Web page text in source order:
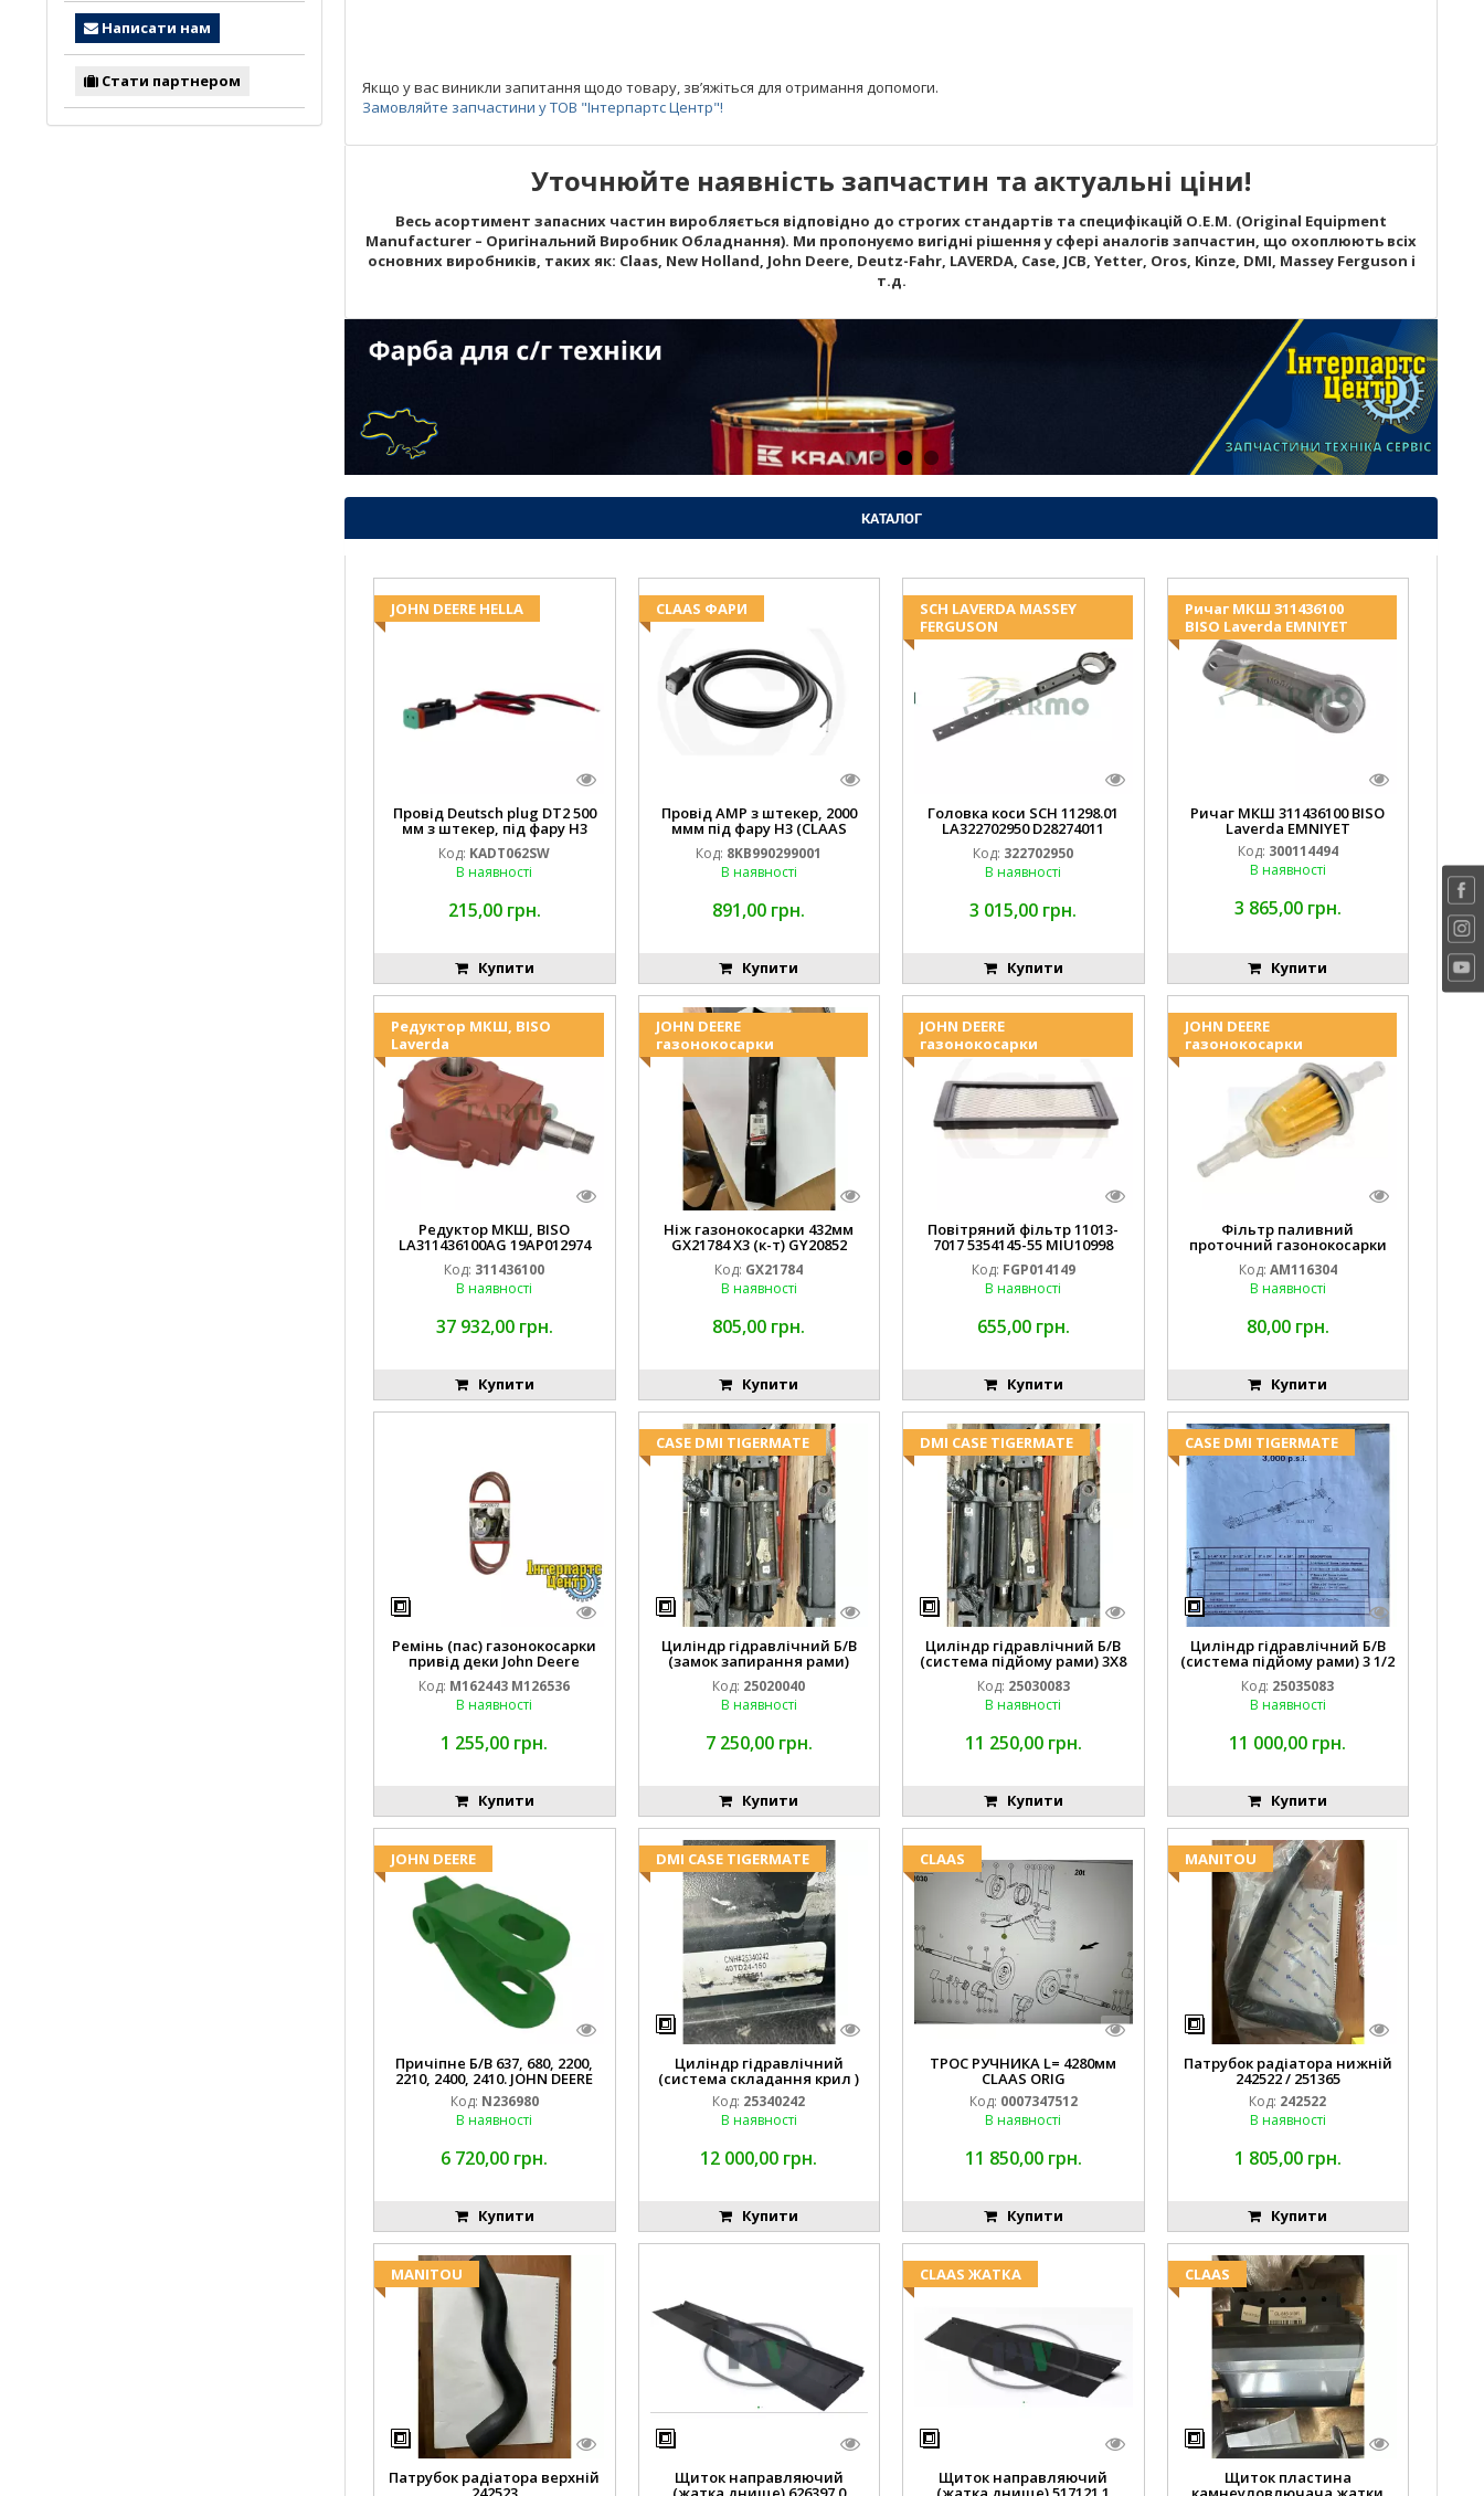
Якщо у вас виникли запитання щодо товару, зв’яжіться для отримання допомоги.
Замовляйте запчастини у ТОВ "Інтерпартс Центр"!
Уточнюйте наявність запчастин та актуальні ціни!
Весь асортимент запасних частин виробляється відповідно до строгих стандартів та специфікацій O.E.M. (Original Equipment
Manufacturer – Оригінальний Виробник Обладнання). Ми пропонуємо вигідні рішення у сфері аналогів запчастин, що охоплюють всіх
основних виробників, таких як: Claas, New Holland, John Deere, Deutz-Fahr, LAVERDA, Case, JCB, Yetter, Oros, Kinze, DMI, Massey Ferguson і
т.д.
КАТАЛОГ
JOHN DEERE HELLA
Провід Deutsch plug DT2 500
мм з штекер, під фару H3
(JOHN DEERE AL116438
994.184.00) ) Kramp Hella
Код: KADT062SW
В наявності
215,00 грн.
Купити
CLAAS ФАРИ
Провід AMP з штекер, 2000
ммм під фару H3 (CLAAS
013733) Hella
Код: 8KB990299001
В наявності
891,00 грн.
Купити
SCH LAVERDA MASSEY
FERGUSON
Головка коси SCH 11298.01
LA322702950 D28274011
EMNIYET
Код: 322702950
В наявності
3 015,00 грн.
Купити
Ричаг МКШ 311436100
BISO Laverda EMNIYET
Ричаг МКШ 311436100 BISO
Laverda EMNIYET
Код: 300114494
В наявності
3 865,00 грн.
Купити
Редуктор МКШ, BISO
Laverda
Редуктор МКШ, BISO
LA311436100AG 19AP012974
Laverda EMNIYET
Код: 311436100
В наявності
37 932,00 грн.
Купити
JOHN DEERE
газонокосарки
Ніж газонокосарки 432мм
GX21784 X3 (к-т) GY20852
AM137757 AM141035
Код: GX21784
В наявності
805,00 грн.
Купити
JOHN DEERE
газонокосарки
Повітряний фільтр 11013-
7017 5354145-55 MIU10998
FGP014149
Код: FGP014149
В наявності
655,00 грн.
Купити
JOHN DEERE
газонокосарки
Фільтр паливний
проточний газонокосарки
JOHN DEERE AM116304 GY20709
Код: AM116304
В наявності
80,00 грн.
Купити
Ремінь (пас) газонокосарки
привід деки John Deere
M162443 M126536
Код: M162443 M126536
В наявності
1 255,00 грн.
Купити
CASE DMI TIGERMATE
Циліндр гідравлічний Б/В
(замок запирання рами)
2''X4'' 25320040
Код: 25020040
В наявності
7 250,00 грн.
Купити
DMI CASE TIGERMATE
Циліндр гідравлічний Б/В
(система підйому рами) 3X8
87423768
Код: 25030083
В наявності
11 250,00 грн.
Купити
CASE DMI TIGERMATE
Циліндр гідравлічний Б/В
(система підйому рами) 3 1/2
84255910
Код: 25035083
В наявності
11 000,00 грн.
Купити
JOHN DEERE
Причіпне Б/В 637, 680, 2200,
2210, 2400, 2410. JOHN DEERE
Код: N236980
В наявності
6 720,00 грн.
Купити
DMI CASE TIGERMATE
Циліндр гідравлічний
(система складання крил )
Код: 25340242
В наявності
12 000,00 грн.
Купити
CLAAS
ТРОС РУЧНИКА L= 4280мм
CLAAS ORIG
Код: 0007347512
В наявності
11 850,00 грн.
Купити
MANITOU
Патрубок радіатора нижній
242522 / 251365
Код: 242522
В наявності
1 805,00 грн.
Купити
MANITOU
Патрубок радіатора верхній Щиток направляючий
CLAAS ЖАТКА
Щиток направляючий
CLAAS
Щиток пластина
Написати нам
Стати партнером